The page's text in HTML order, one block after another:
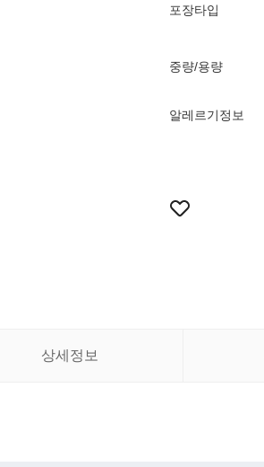
포장타입
중량/용량
알레르기정보
상세정보